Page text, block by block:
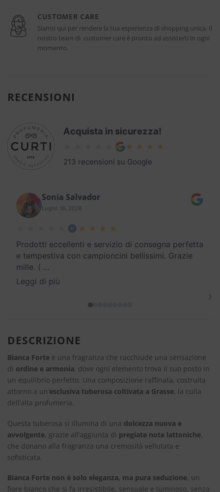
CUSTOMER CARE
Siamo qui per rendere la tua esperienza di shopping unica. Il
nostro team di customer care è pronto ad assisterti in ogni
momento.
RECENSIONI
Acquista in sicurezza!
213 recensioni su Google
Sonia Salvador
Luglio 16, 2026
Prodotti eccellenti e servizio di consegna perfetta
e tempestiva con campioncini bellissimi. Grazie
mille. ( …
Leggi di più
›
DESCRIZIONE
Bianca Forte è una fragranza che racchiude una sensazione
di ordine e armonia, dove ogni elemento trova il suo posto in
un equilibrio perfetto. Una composizione raffinata, costruita
attorno a un’esclusiva tuberosa coltivata a Grasse, la culla
dell’alta profumeria.
Questa tuberosa si illumina di una dolcezza nuova e
avvolgente, grazie all’aggiunta di pregiate note lattoniche,
che donano alla fragranza una cremosità vellutata e
sofisticata.
Bianca Forte non è solo eleganza, ma pura seduzione, un
fiore bianco che si fa irresistibile, sensuale e luminoso, senza